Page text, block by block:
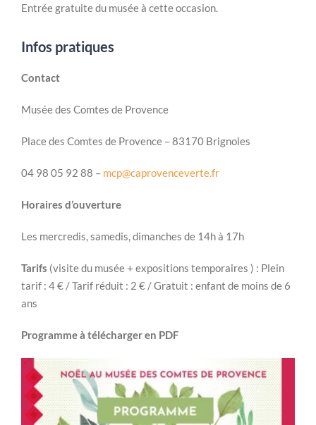
Entrée gratuite du musée à cette occasion.
Infos pratiques
Contact
Musée des Comtes de Provence
Place des Comtes de Provence – 83170 Brignoles
04 98 05 92 88 – mcp@caprovenceverte.fr
Horaires d’ouverture
Les mercredis, samedis, dimanches de 14h à 17h
Tarifs (visite du musée + expositions temporaires ) : Plein
tarif : 4 € / Tarif réduit : 2 € / Gratuit : enfant de moins de 6
ans
Programme à télécharger en PDF